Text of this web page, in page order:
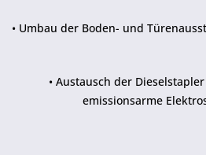
• Umbau der Boden- und
• Austausch der
emissionsarme